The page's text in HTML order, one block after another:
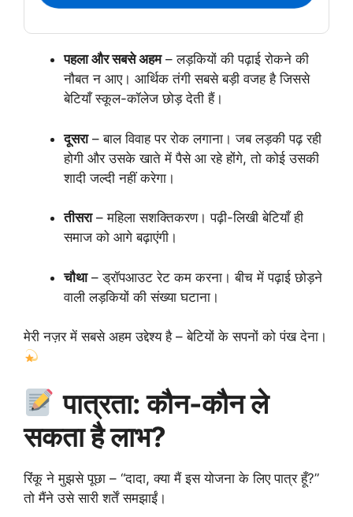
पहला और सबसे अहम– लड़कियों की पढ़ाई रोकने की
नौबत न आए। आर्थिक तंगी सबसे बड़ी वजह है जिससे
बेटियाँ स्कूल-कॉलेज छोड़ देती हैं।
दूसरा– बाल विवाह पर रोक लगाना। जब लड़की पढ़ रही
होगी और उसके खाते में पैसे आ रहे होंगे, तो कोई उसकी
शादी जल्दी नहीं करेगा।
तीसरा– महिला सशक्तिकरण। पढ़ी-लिखी बेटियाँ ही
समाज को आगे बढ़ाएंगी।
चौथा– ड्रॉपआउट रेट कम करना। बीच में पढ़ाई छोड़ने
वाली लड़कियों की संख्या घटाना।
मेरी नज़र में सबसे अहम उद्देश्य है – बेटियों के सपनों को पंख देना।
पात्रता: कौन-कौन ले
सकता है लाभ?
रिंकू ने मुझसे पूछा – “दादा, क्या मैं इस योजना के लिए पात्र हूँ?”
तो मैंने उसे सारी शर्तें समझाईं।